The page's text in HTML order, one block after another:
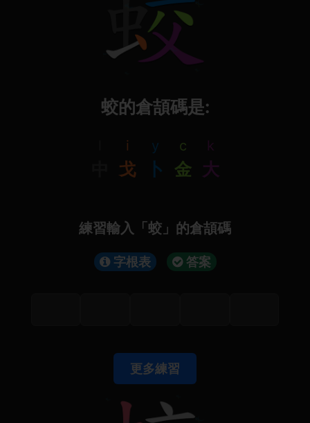
蛟的倉頡碼是:
i
戈
y
卜
c
金
k
大
練習輸入「蛟」的倉頡碼
字根表 答案
更多練習